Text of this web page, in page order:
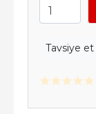
Tavsiye et